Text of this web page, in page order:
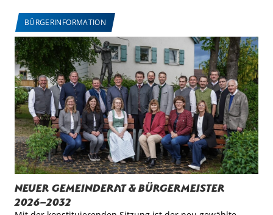
BÜRGERINFORMATION
Neuer Gemeinderat & Bürgermeister
2026–2032